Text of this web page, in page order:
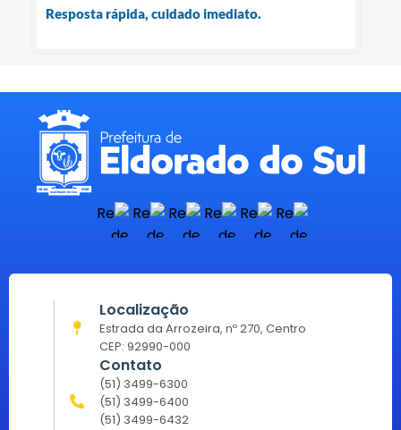
Resposta rápida, cuidado imediato.
Localização
Estrada da Arrozeira, nº 270, Centro
CEP: 92990-000
Contato
(51) 3499-6300
(51) 3499-6400
(51) 3499-6432